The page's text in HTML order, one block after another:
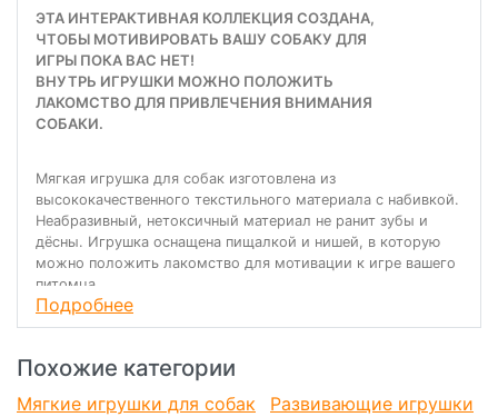
ЭТА ИНТЕРАКТИВНАЯ КОЛЛЕКЦИЯ СОЗДАНА,
ЧТОБЫ МОТИВИРОВАТЬ ВАШУ СОБАКУ ДЛЯ
ИГРЫ ПОКА ВАС НЕТ!
ВНУТРЬ ИГРУШКИ МОЖНО ПОЛОЖИТЬ
ЛАКОМСТВО ДЛЯ ПРИВЛЕЧЕНИЯ ВНИМАНИЯ
СОБАКИ.
Мягкая игрушка для собак изготовлена из
высококачественного текстильного материала с набивкой.
Неабразивный, нетоксичный материал не ранит зубы и
дёсны. Игрушка оснащена пищалкой и нишей, в которую
можно положить лакомство для мотивации к игре вашего
питомца.
Подробнее
Похожие категории
Мягкие игрушки для собак
Развивающие игрушки